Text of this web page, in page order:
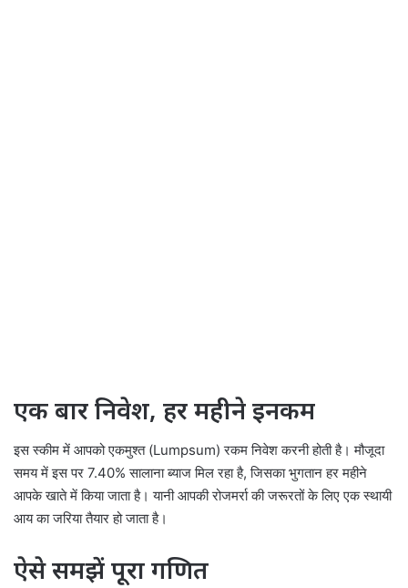
एक बार निवेश, हर महीने इनकम
इस स्कीम में आपको एकमुश्त (Lumpsum) रकम निवेश करनी होती है। मौजूदा
समय में इस पर 7.40% सालाना ब्याज मिल रहा है, जिसका भुगतान हर महीने
आपके खाते में किया जाता है। यानी आपकी रोजमर्रा की जरूरतों के लिए एक स्थायी
आय का जरिया तैयार हो जाता है।
ऐसे समझें पूरा गणित